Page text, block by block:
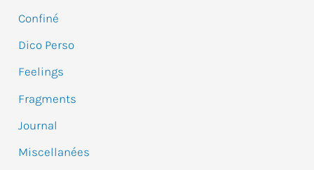
r
c
h
e
r
Confiné
Dico Perso
Feelings
Fragments
Journal
Miscellanées